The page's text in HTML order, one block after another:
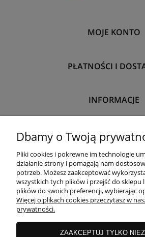
MOJE KONTO
PŁATNOŚCI I
INFORMACJE
O NAS
Dbamy o Twoją
Pliki cookies i pokrewne im technologie
działanie strony i pomagają nam
potrzeb. Możesz zaakceptować
wszystkich tych plików i przejść do sklepu
plików do swoich preferencji, wybierając
Więcej o plikach cookies przeczytasz w
prywatności.
ZAAKCEPTUJ TYLKO